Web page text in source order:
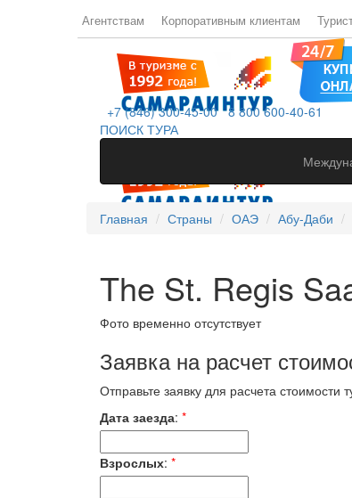
Агентствам Корпоративным клиентам
+7 (846) 300-45-00 8 800 600-40-61
ПОИСК ТУРА
Главная Страны ОАЭ Абу-Даби
The St. Regis
Фото временно отсутствует
Заявка на расчет
Отправьте заявку для расчета стоимости
Дата заезда: *
Взрослых: *